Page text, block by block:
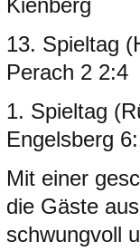
Kienberg
13. Spieltag
Perach 2 2:4
1. Spieltag
Engelsberg
Mit einer
die Gäste
schwungvoll